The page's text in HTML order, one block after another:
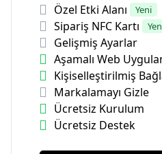
Özel Etki Alanı Yeni
Sipariş NFC Kartı
Gelişmiş Ayarlar
Aşamalı Web
Kişiselleştirilmiş
Markalamayı Gizle
Ücretsiz Kurulum
Ücretsiz Destek